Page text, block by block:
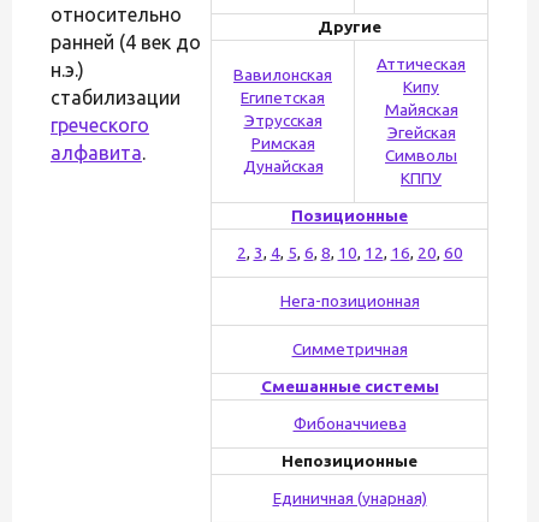
Другие
Вавилонская
Египетская
Этрусская
Римская
Дунайская
Аттическая
Кипу
Майяская
Эгейская
Символы
КППУ
Позиционные
2, 3, 4, 5, 6, 8, 10, 12, 16, 20, 60
Нега-позиционная
Симметричная
Смешанные системы
Фибоначчиева
Непозиционные
Единичная (унарная)
относительно
ранней (4 век до
н.э.)
стабилизации
греческого
алфавита.